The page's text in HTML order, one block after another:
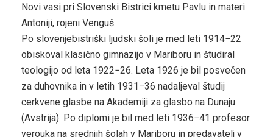
Novi vasi pri Slovenski Bistrici kmetu Pavlu in materi
Antoniji, rojeni Venguš.
Po slovenjebistriški ljudski šoli je med leti 1914−22
obiskoval klasično gimnazijo v Mariboru in študiral
teologijo od leta 1922−26. Leta 1926 je bil posvečen
za duhovnika in v letih 1931−36 nadaljeval študij
cerkvene glasbe na Akademiji za glasbo na Dunaju
(Avstrija). Po diplomi je bil med leti 1936−41 profesor
verouka na srednjih šolah v Mariboru in predavatelj v